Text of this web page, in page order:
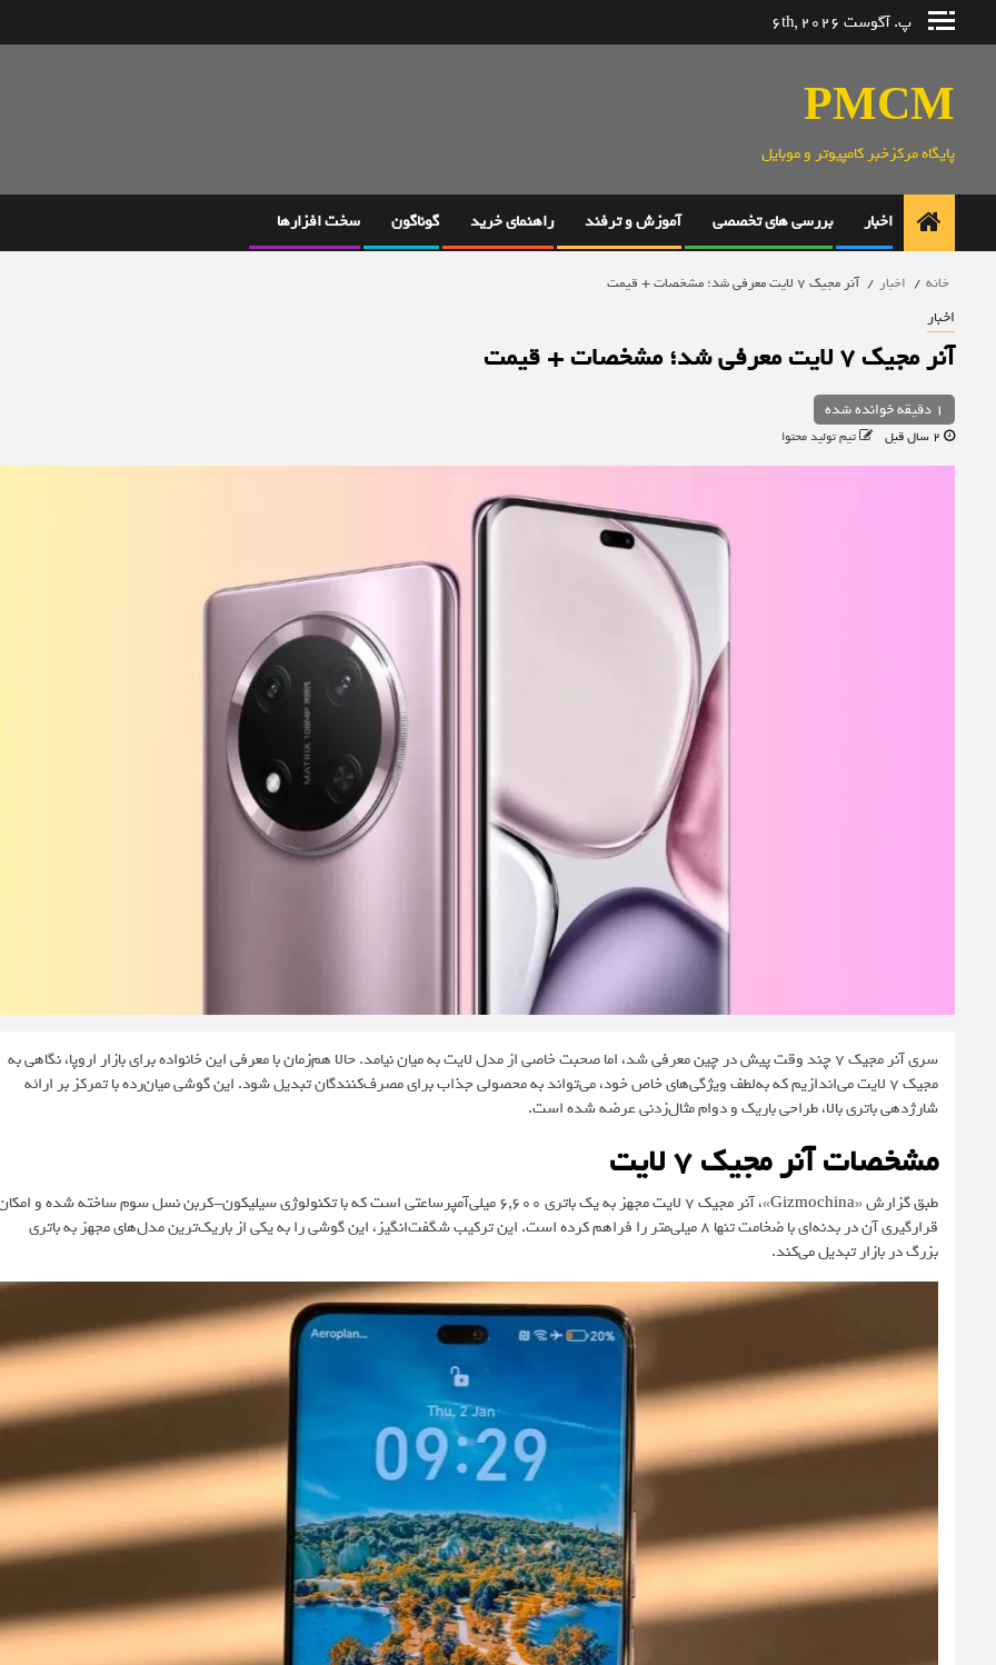
پ. آگوست 6th, 2026
PMCM
پایگاه مرکزخبر کامپیوتر و موبایل
اخبار بررسی های تخصصی آموزش و ترفند راهنمای خرید گوناگون سخت افزارها
خانه اخبار آنر مجیک 7 لایت معرفی شد؛ مشخصات + قیمت
اخبار
آنر مجیک 7 لایت معرفی شد؛ مشخصات + قیمت
1 دقیقه خوانده شده
تیم تولید محتوا
سری آنر مجیک 7 چند وقت پیش در چین معرفی شد، اما صحبت خاصی از مدل لایت به میان نیامد. حالا هم‌زمان با معرفی این خانواده برای بازار اروپا، نگاهی به
مجیک 7 لایت می‌اندازیم که به‌لطف ویژگی‌های خاص خود، می‌تواند به محصولی جذاب برای مصرف‌کنندگان تبدیل شود. این گوشی میان‌رده با تمرکز بر ارائه
شارژدهی باتری بالا، طراحی باریک و دوام مثال‌زدنی عرضه شده است.
مشخصات آنر مجیک 7 لایت
طبق گزارش «Gizmochina
»، آنر مجیک 7 لایت مجهز به یک باتری 6,600 میلی‌آمپرساعتی است که با تکنولوژی سیلیکون-کربن نسل سوم ساخته شده و
قرارگیری آن در بدنه‌ای با ضخامت تنها 8 میلی‌متر را فراهم کرده است. این ترکیب شگفت‌انگیز، این گوشی را به یکی از باریک‌ترین مدل‌های مجهز به باتری
بزرگ در بازار تبدیل می‌کند.